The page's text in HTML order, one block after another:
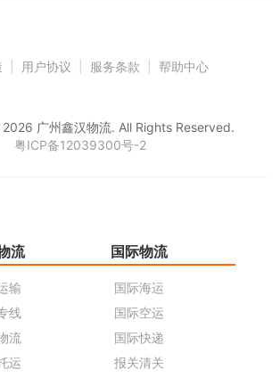
用户协议 服务条款 帮助中心
广州鑫汉物流. All Rights Reserved.
粤ICP备12039300号-2
流
输
线
流
运
国际物流
国际海运
国际空运
国际快递
报关清关